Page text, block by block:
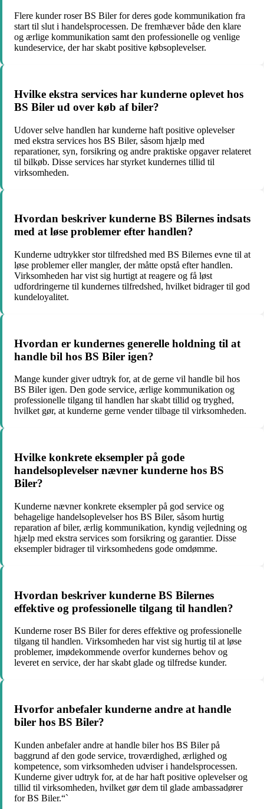
Flere kunder roser BS Biler for deres gode kommunikation fra
start til slut i handelsprocessen. De fremhæver både den klare
og ærlige kommunikation samt den professionelle og venlige
kundeservice, der har skabt positive købsoplevelser.
Hvilke ekstra services har kunderne oplevet hos
BS Biler ud over køb af biler?
Udover selve handlen har kunderne haft positive oplevelser
med ekstra services hos BS Biler, såsom hjælp med
reparationer, syn, forsikring og andre praktiske opgaver relateret
til bilkøb. Disse services har styrket kundernes tillid til
virksomheden.
Hvordan beskriver kunderne BS Bilernes indsats
med at løse problemer efter handlen?
Kunderne udtrykker stor tilfredshed med BS Bilernes evne til at
løse problemer eller mangler, der måtte opstå efter handlen.
Virksomheden har vist sig hurtigt at reagere og få løst
udfordringerne til kundernes tilfredshed, hvilket bidrager til god
kundeloyalitet.
Hvordan er kundernes generelle holdning til at
handle bil hos BS Biler igen?
Mange kunder giver udtryk for, at de gerne vil handle bil hos
BS Biler igen. Den gode service, ærlige kommunikation og
professionelle tilgang til handlen har skabt tillid og tryghed,
hvilket gør, at kunderne gerne vender tilbage til virksomheden.
Hvilke konkrete eksempler på gode
handelsoplevelser nævner kunderne hos BS
Biler?
Kunderne nævner konkrete eksempler på god service og
behagelige handelsoplevelser hos BS Biler, såsom hurtig
reparation af biler, ærlig kommunikation, kyndig vejledning og
hjælp med ekstra services som forsikring og garantier. Disse
eksempler bidrager til virksomhedens gode omdømme.
Hvordan beskriver kunderne BS Bilernes
effektive og professionelle tilgang til handlen?
Kunderne roser BS Biler for deres effektive og professionelle
tilgang til handlen. Virksomheden har vist sig hurtig til at løse
problemer, imødekommende overfor kundernes behov og
leveret en service, der har skabt glade og tilfredse kunder.
Hvorfor anbefaler kunderne andre at handle
biler hos BS Biler?
Kunden anbefaler andre at handle biler hos BS Biler på
baggrund af den gode service, troværdighed, ærlighed og
kompetence, som virksomheden udviser i handelsprocessen.
Kunderne giver udtryk for, at de har haft positive oplevelser og
tillid til virksomheden, hvilket gør dem til glade ambassadører
for BS Biler.“`